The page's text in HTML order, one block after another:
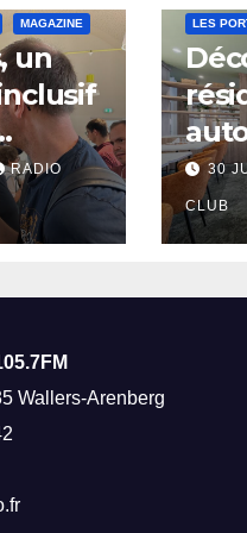
MAGAZINE
un
RADIO
LES
à 30
CLUB
Wallers-Arenberg